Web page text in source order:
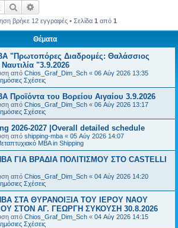
Αναζήτηση
βρήκε 12 εγγραφές • Σελίδα 1 από 1
Θέματα
"Πρωτοπόρες Διαδρομές: Θαλάσσιος
"3.9.2026
από Chios_Graf_Dim_Sch « 06 Αύγ 2026 13:35
Σχέσεις
Προϊόντα του Βορείου Αιγαίου 3.9.2026
από Chios_Graf_Dim_Sch « 06 Αύγ 2026 13:17
Σχέσεις
2026-2027 |Overall detailed schedule
από shipping-mba « 05 Αύγ 2026 14:07
MBA in Shipping
ΓΙΑ ΒΡΑΔΙΑ ΠΟΛΙΤΙΣΜΟΥ ΣΤΟ CASTELLI
από Chios_Graf_Dim_Sch « 04 Αύγ 2026 14:20
Σχέσεις
ΣΤΑ ΘΥΡΑΝΟΙΞΙΑ ΤΟΥ ΙΕΡΟΥ ΝΑΟΥ
ΣΤΟΝ ΑΓ. ΓΕΩΡΓΗ ΣΥΚΟΥΣΗ 30.8.2026
από Chios_Graf_Dim_Sch « 04 Αύγ 2026 14:15
Σχέσεις